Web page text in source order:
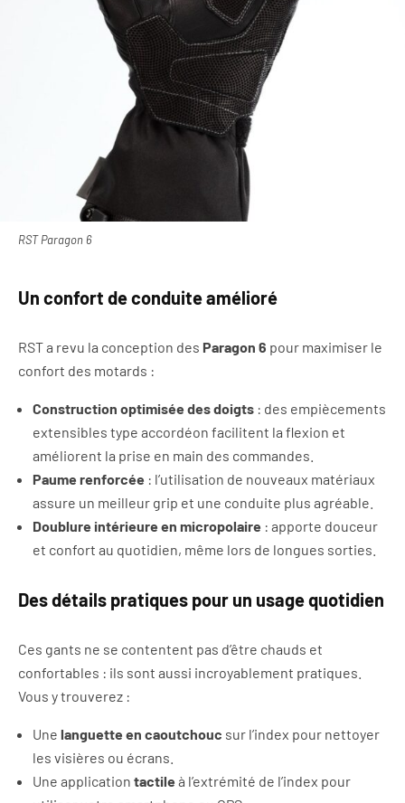
RST Paragon 6
Un confort de conduite amélioré
RST a revu la conception des Paragon 6 pour maximiser le
confort des motards :
Construction optimisée des doigts : des empiècements
extensibles type accordéon facilitent la flexion et
améliorent la prise en main des commandes.
Paume renforcée : l’utilisation de nouveaux matériaux
assure un meilleur grip et une conduite plus agréable.
Doublure intérieure en micropolaire : apporte douceur
et confort au quotidien, même lors de longues sorties.
Des détails pratiques pour un usage quotidien
Ces gants ne se contentent pas d’être chauds et
confortables : ils sont aussi incroyablement pratiques.
Vous y trouverez :
Une languette en caoutchouc sur l’index pour nettoyer
les visières ou écrans.
Une application tactile à l’extrémité de l’index pour